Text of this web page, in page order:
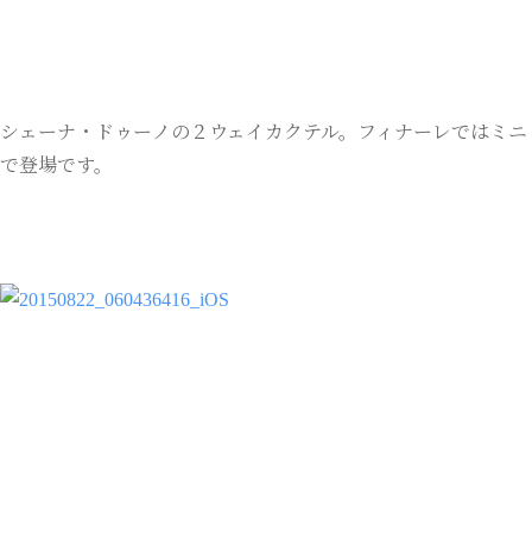
シェーナ・ドゥーノの２ウェイカクテル。フィナーレではミニ
で登場です。